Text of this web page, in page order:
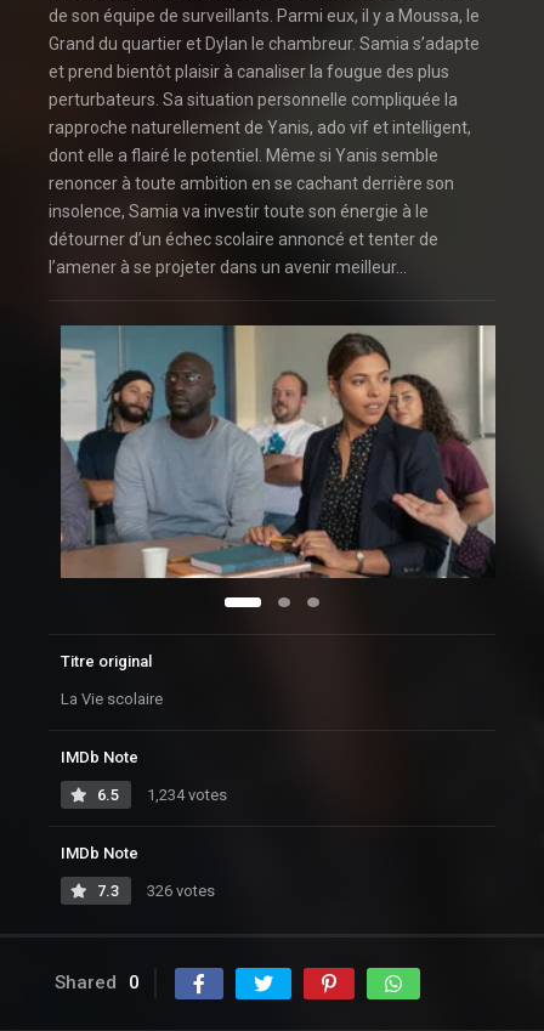
de son équipe de surveillants. Parmi eux, il y a Moussa, le
Grand du quartier et Dylan le chambreur. Samia s’adapte
et prend bientôt plaisir à canaliser la fougue des plus
perturbateurs. Sa situation personnelle compliquée la
rapproche naturellement de Yanis, ado vif et intelligent,
dont elle a flairé le potentiel. Même si Yanis semble
renoncer à toute ambition en se cachant derrière son
insolence, Samia va investir toute son énergie à le
détourner d’un échec scolaire annoncé et tenter de
l’amener à se projeter dans un avenir meilleur…
Titre original
La Vie scolaire
IMDb Note
6.5 1,234 votes
IMDb Note
7.3 326 votes
Shared 0